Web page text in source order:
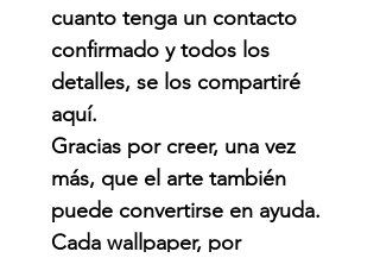
cuanto tenga un contacto
confirmado y todos los
detalles, se los compartiré
aquí.
Gracias por creer, una vez
más, que el arte también
puede convertirse en ayuda.
Cada wallpaper, por